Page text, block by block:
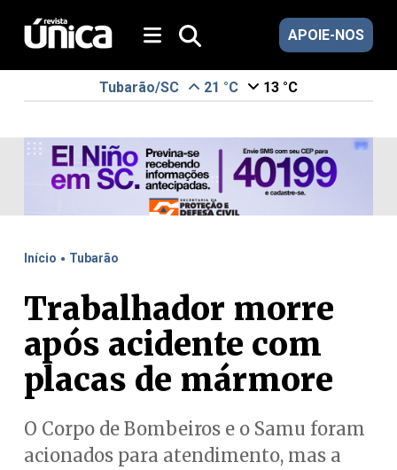
APOIE-NOS
Tubarão/SC 21 °C 13 °C
Início . Tubarão
Trabalhador morre
após acidente com
placas de mármore
O Corpo de Bombeiros e o Samu foram
acionados para atendimento, mas a